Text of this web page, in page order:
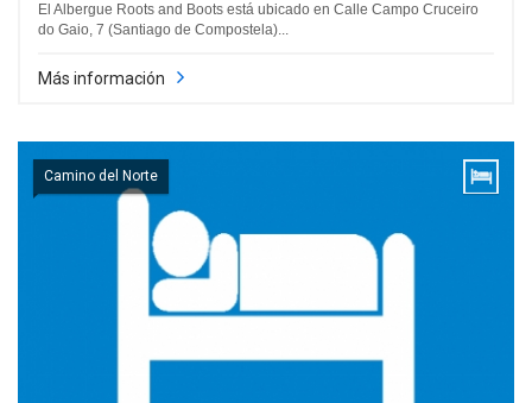
El Albergue Roots and Boots está ubicado en Calle Campo Cruceiro
do Gaio, 7 (Santiago de Compostela)...
Más información
Camino del Norte